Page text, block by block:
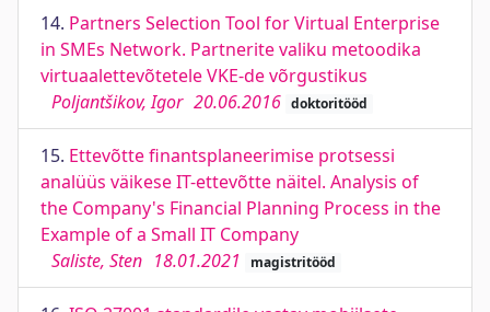
14. Partners Selection Tool for Virtual Enterprise
in SMEs Network. Partnerite valiku metoodika
virtuaalettevõtetele VKE-de võrgustikus
Poljantšikov, Igor 20.06.2016 doktoritööd
15. Ettevõtte finantsplaneerimise protsessi
analüüs väikese IT-ettevõtte näitel. Analysis of
the Company's Financial Planning Process in the
Example of a Small IT Company
Saliste, Sten 18.01.2021 magistritööd